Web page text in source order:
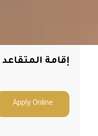
إقامة المتقاعد
Apply Online